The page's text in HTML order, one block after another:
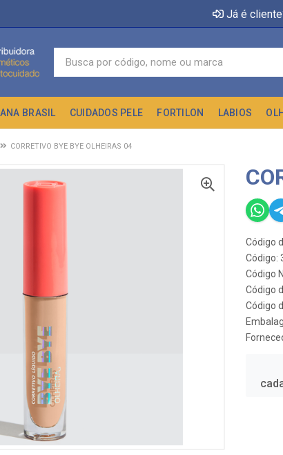
Já é
BRASIL CUIDADOS PELE FORTILON LABIOS
CORRETIVO BYE BYE OLHEIRAS 04
Código
Código:
Código
Código
Código